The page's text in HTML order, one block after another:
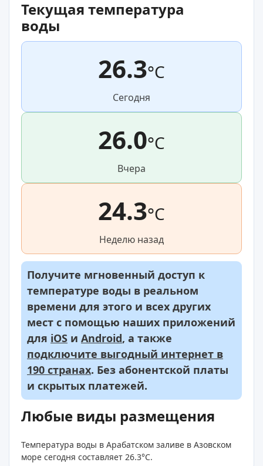
Текущая температура
воды
26.3°C
Сегодня
26.0°C
Вчера
24.3°C
Неделю назад
Получите мгновенный доступ к
температуре воды в реальном
времени для этого и всех других
мест с помощью наших приложений
для iOS и Android, а также
подключите выгодный интернет в
190 странах. Без абонентской платы
и скрытых платежей.
Любые виды размещения
Температура воды в Арабатском заливе в Азовском
море сегодня составляет 26.3°C.